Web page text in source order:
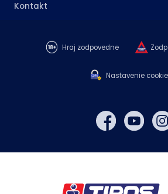
Kontakt
Hraj zodpovedne
Nastavenie